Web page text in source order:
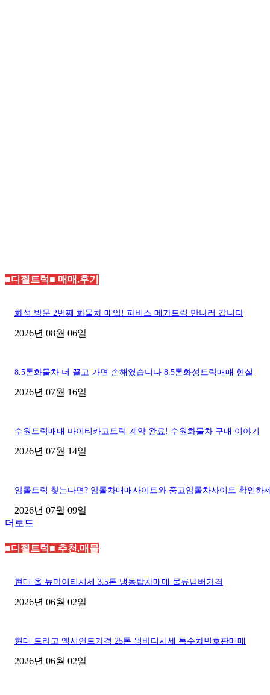
■디젤트럭■ 매매.후기
화성 방문 2번째 화물차 매입! 파비스 메가트럭 만나러 갑니다
2026년 08월 06일
8.5톤화물차 더 끌고 가면 손해였습니다 8.5톤화성트럭매매 현실
2026년 07월 16일
수원트럭매매 마이티카고트럭 계약 완료! 수원화물차 구매 이야기
2026년 07월 14일
암롤트럭 찾는다면? 암롤차매매사이트와 중고암롤차사이트 확인하
2026년 07월 09일
더로드
■디젤트럭■ 추천.매물
현대 올 뉴마이티시세 3.5톤 냉동탑차매매 물류넘버가격
2026년 06월 02일
현대 트라고 엑시언트가격 25톤 윙바디시세 특수차번호판매매
2026년 06월 02일